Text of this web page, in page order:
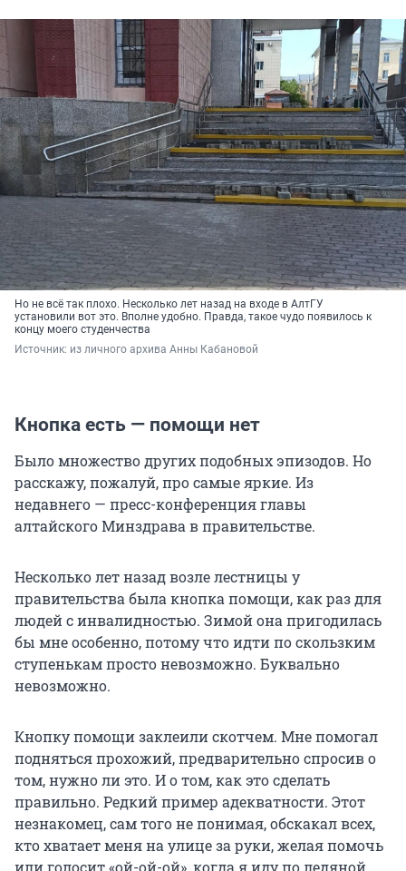
Но не всё так плохо. Несколько лет назад на входе в АлтГУ
установили вот это. Вполне удобно. Правда, такое чудо появилось к
концу моего студенчества
Источник: из личного архива Анны Кабановой
Кнопка есть — помощи нет
Было множество других подобных эпизодов. Но
расскажу, пожалуй, про самые яркие. Из
недавнего — пресс-конференция главы
алтайского Минздрава в правительстве.
Несколько лет назад возле лестницы у
правительства была кнопка помощи, как раз для
людей с инвалидностью. Зимой она пригодилась
бы мне особенно, потому что идти по скользким
ступенькам просто невозможно. Буквально
невозможно.
Кнопку помощи заклеили скотчем. Мне помогал
подняться прохожий, предварительно спросив о
том, нужно ли это. И о том, как это сделать
правильно. Редкий пример адекватности. Этот
незнакомец, сам того не понимая, обскакал всех,
кто хватает меня на улице за руки, желая помочь
или голосит «ой-ой-ой», когда я иду по ледяной